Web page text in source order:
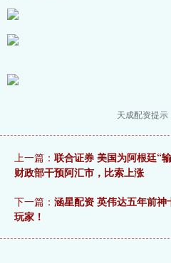
天成配资提示
上一篇： 联合证券 美国为阿根廷“
财政部干预阿汇市，比索上涨
下一篇： 涵星配资 英伟达五年前
玩家！